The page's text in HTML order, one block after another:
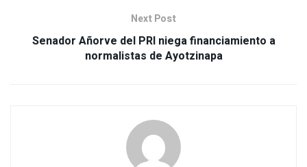
Next Post
Senador Añorve del PRI niega financiamiento a
normalistas de Ayotzinapa